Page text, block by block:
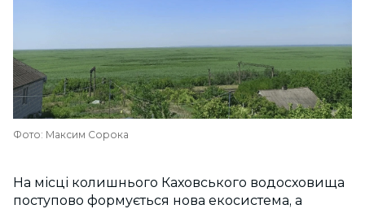
Фото: Максим Сорока
На місці колишнього Каховського водосховища
поступово формується нова екосистема, а